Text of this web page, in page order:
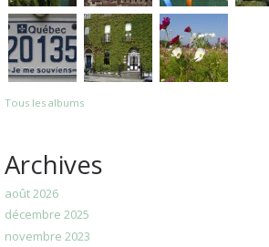
Tous les albums
Archives
août 2026
décembre 2025
novembre 2023